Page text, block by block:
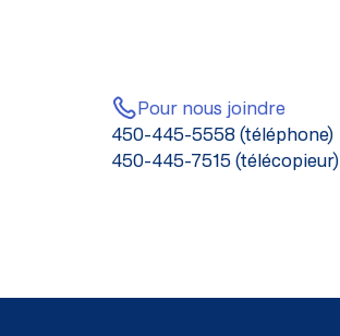
Pour nous joindre
450-445-5558 (téléphone)
450-445-7515 (télécopieur)